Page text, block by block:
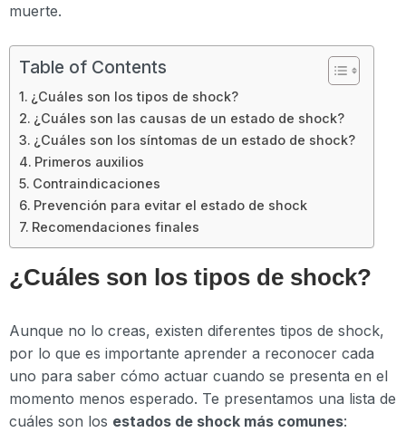
muerte.
Table of Contents
¿Cuáles son los tipos de shock?
¿Cuáles son las causas de un estado de shock?
¿Cuáles son los síntomas de un estado de shock?
Primeros auxilios
Contraindicaciones
Prevención para evitar el estado de shock
Recomendaciones finales
¿Cuáles son los tipos de shock?
Aunque no lo creas, existen diferentes tipos de shock,
por lo que es importante aprender a reconocer cada
uno para saber cómo actuar cuando se presenta en el
momento menos esperado. Te presentamos una lista de
cuáles son los estados de shock más comunes: